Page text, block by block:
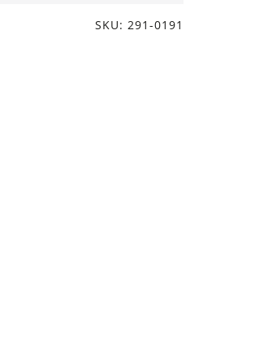
SKU: 291-0191